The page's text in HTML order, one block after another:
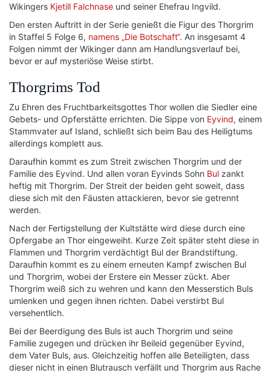
Wikingers Kjetill Falchnase und seiner Ehefrau Ingvild.
Den ersten Auftritt in der Serie genießt die Figur des Thorgrim
in Staffel 5 Folge 6, namens „Die Botschaft“. An insgesamt 4
Folgen nimmt der Wikinger dann am Handlungsverlauf bei,
bevor er auf mysteriöse Weise stirbt.
Thorgrims Tod
Zu Ehren des Fruchtbarkeitsgottes Thor wollen die Siedler eine
Gebets- und Opferstätte errichten. Die Sippe von Eyvind, einem
Stammvater auf Island, schließt sich beim Bau des Heiligtums
allerdings komplett aus.
Daraufhin kommt es zum Streit zwischen Thorgrim und der
Familie des Eyvind. Und allen voran Eyvinds Sohn Bul zankt
heftig mit Thorgrim. Der Streit der beiden geht soweit, dass
diese sich mit den Fäusten attackieren, bevor sie getrennt
werden.
Nach der Fertigstellung der Kultstätte wird diese durch eine
Opfergabe an Thor eingeweiht. Kurze Zeit später steht diese in
Flammen und Thorgrim verdächtigt Bul der Brandstiftung.
Daraufhin kommt es zu einem erneuten Kampf zwischen Bul
und Thorgrim, wobei der Erstere ein Messer zückt. Aber
Thorgrim weiß sich zu wehren und kann den Messerstich Buls
umlenken und gegen ihnen richten. Dabei verstirbt Bul
versehentlich.
Bei der Beerdigung des Buls ist auch Thorgrim und seine
Familie zugegen und drücken ihr Beileid gegenüber Eyvind,
dem Vater Buls, aus. Gleichzeitig hoffen alle Beteiligten, dass
dieser nicht in einen Blutrausch verfällt und Thorgrim aus Rache